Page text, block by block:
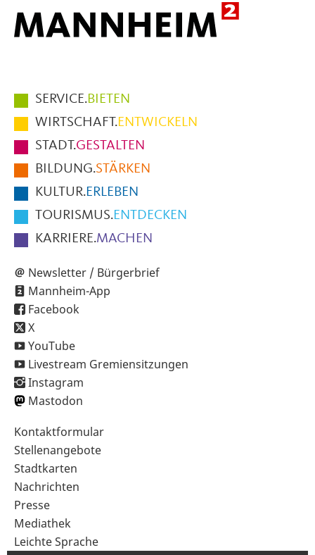
Hauptmenüpunkte
im
Fußbereich
der
Seite
SERVICE.BIETEN
WIRTSCHAFT.ENTWICKELN
STADT.GESTALTEN
BILDUNG.STÄRKEN
KULTUR.ERLEBEN
TOURISMUS.ENTDECKEN
KARRIERE.MACHEN
Newsletter / Bürgerbrief
Mannheim-App
Facebook
X
YouTube
Livestream Gremiensitzungen
Instagram
Mastodon
Sekundärnavigation
im
Fußbereich
Kontaktformular
Stellenangebote
Stadtkarten
Nachrichten
Presse
Mediathek
Leichte Sprache